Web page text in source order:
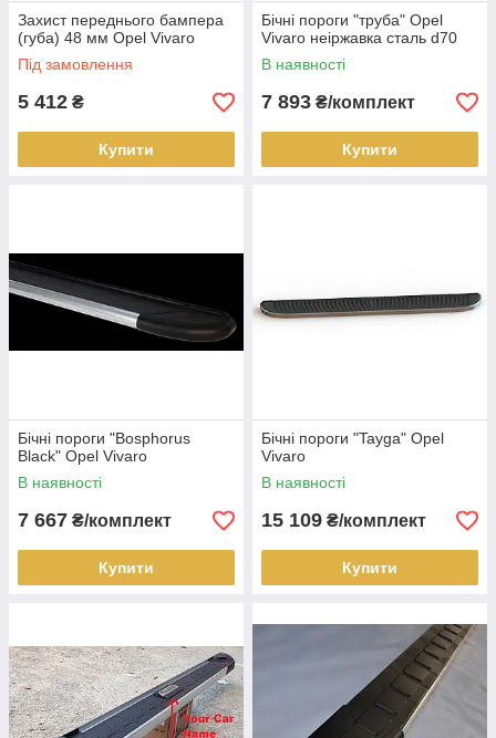
Захист переднього бампера
(губа) 48 мм Opel Vivaro
Під замовлення
5 412 ₴
Купити
Бічні пороги "труба" Opel
Vivaro неіржавка сталь d70
В наявності
7 893 ₴/комплект
Купити
Бічні пороги "Bosphorus
Black" Opel Vivaro
В наявності
7 667 ₴/комплект
Купити
Бічні пороги "Tayga" Opel
Vivaro
В наявності
15 109 ₴/комплект
Купити